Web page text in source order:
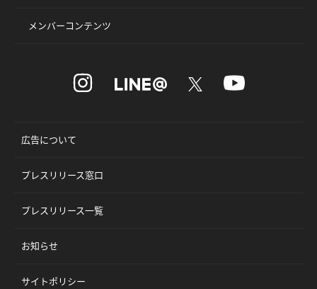
メンバーコンテンツ
広告について
プレスリリース窓口
プレスリリース一覧
お知らせ
サイトポリシー